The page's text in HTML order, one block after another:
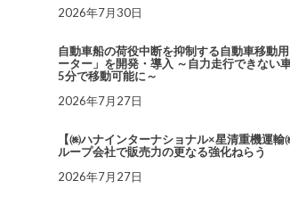
2026年7月30日
自動車船の荷役中断を抑制する自動車移動
ーター」を開発・導入 ～自力走行できない
5分で移動可能に～
2026年7月27日
【㈱ハナインターナショナル×星清重機運輸
ループ会社で販売力の更なる強化ねらう
2026年7月27日